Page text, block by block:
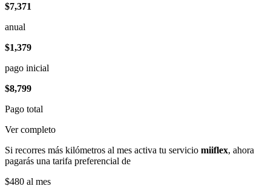
$7,371
anual
$1,379
pago inicial
$8,799
Pago total
Ver completo
Si recorres más kilómetros al mes activa tu servicio miiflex, ahora
pagarás una tarifa preferencial de
$480 al mes